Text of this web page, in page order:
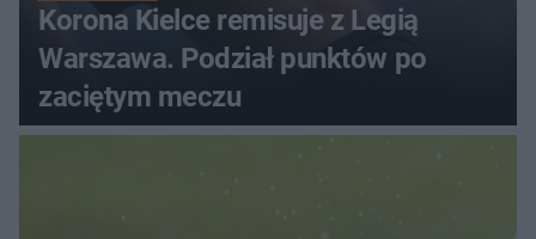
Korona Kielce remisuje z Legią
Warszawa. Podział punktów po
zaciętym meczu